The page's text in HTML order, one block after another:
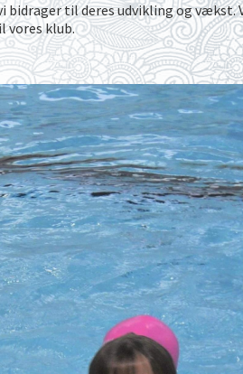
til deres udvikling og vækst.
vores klub.